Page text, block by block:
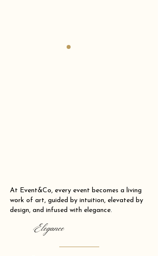
At Event&Co, every event becomes a living
work of art, guided by intuition, elevated by
design, and infused with elegance.
Elegance